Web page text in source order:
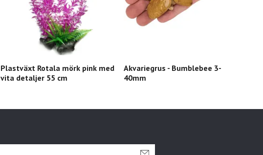
Plastväxt Rotala mörk pink med
vita detaljer 55 cm
Akvariegrus - Bumblebee 3-
40mm